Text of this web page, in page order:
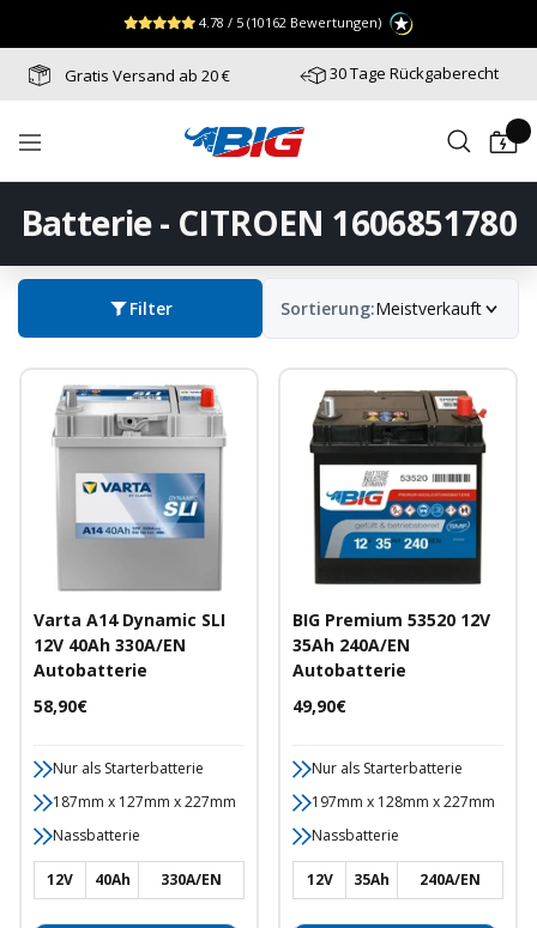
Zum Menü springen
Fußzeile springen
Barrierefreiheits-Widget öffnen
Inhalt
4.78 / 5 (10162 Bewertungen)
Gratis Versand ab 20 € 30 Tage Rückgaberecht
Navigation
Batterie-
Batterie - CITROEN 1606851780
Filter Sortierung:Meistverkauft
Varta A14 Dynamic SLI
12V 40Ah 330A/EN
Autobatterie
Angebotspreis
58,90€
Nur als Starterbatterie
187mm x 127mm x 227mm
Nassbatterie
12V 40Ah 330A/EN
BIG Premium 53520 12V
35Ah 240A/EN
Autobatterie
Angebotspreis
49,90€
Nur als Starterbatterie
197mm x 128mm x 227mm
Nassbatterie
12V 35Ah 240A/EN